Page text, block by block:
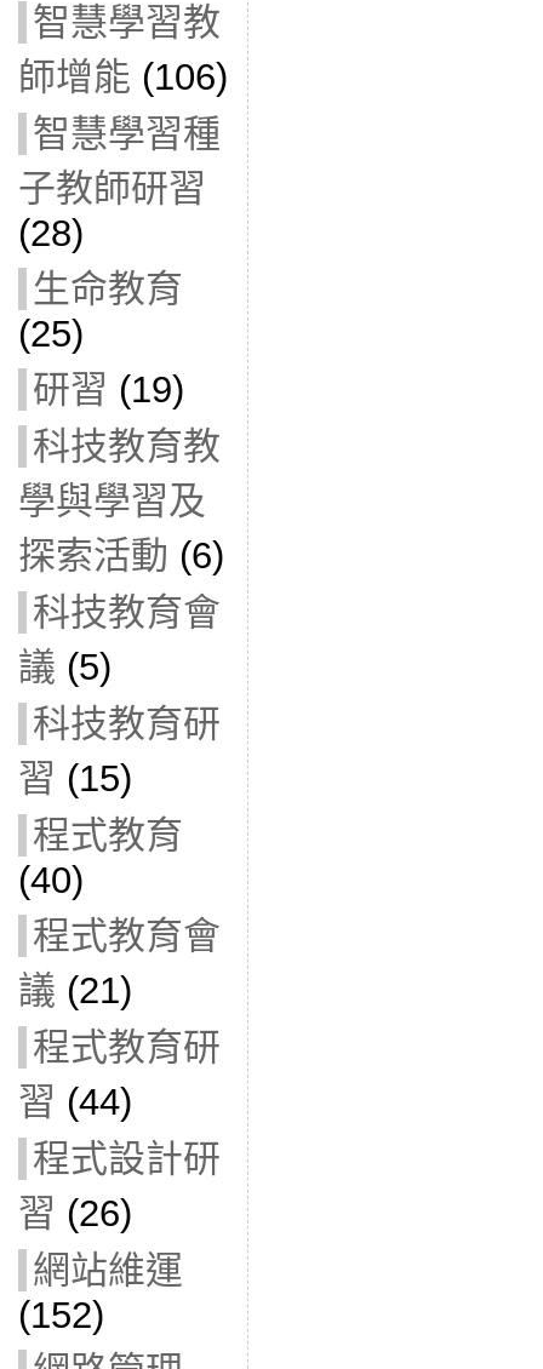
智慧學習教
師增能 (106)
智慧學習種
子教師研習
(28)
生命教育
(25)
研習 (19)
科技教育教
學與學習及
探索活動 (6)
科技教育會
議 (5)
科技教育研
習 (15)
程式教育
(40)
程式教育會
議 (21)
程式教育研
習 (44)
程式設計研
習 (26)
網站維運
(152)